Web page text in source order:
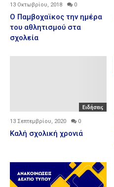
13 Οκτωβρίου, 2018 0
Ο Παμβοχαϊκος την ημέρα
του αθλητισμού στα
σχολεία
Ειδήσεις
13 Σεπτεμβρίου, 2020 0
Καλή σχολική χρονιά